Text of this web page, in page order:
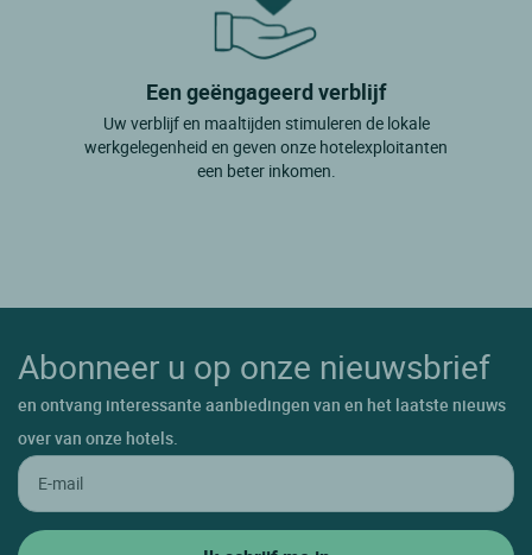
Een geëngageerd verblijf
Uw verblijf en maaltijden stimuleren de lokale
werkgelegenheid en geven onze hotelexploitanten
een beter inkomen.
Abonneer u op onze nieuwsbrief
en ontvang interessante aanbiedingen van en het laatste nieuws
over van onze hotels.